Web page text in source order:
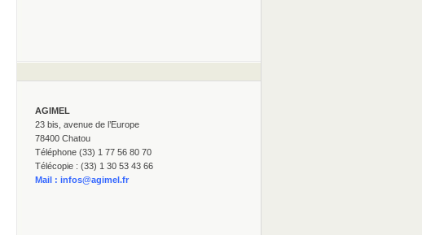
AGIMEL
23 bis, avenue de l’Europe
78400 Chatou
Téléphone (33) 1 77 56 80 70
Télécopie : (33) 1 30 53 43 66
Mail : infos@agimel.fr